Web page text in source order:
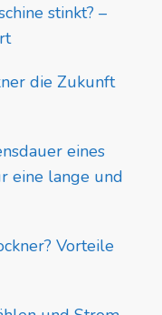
stinkt? –
die Zukunft
eines
eine lange und
Vorteile